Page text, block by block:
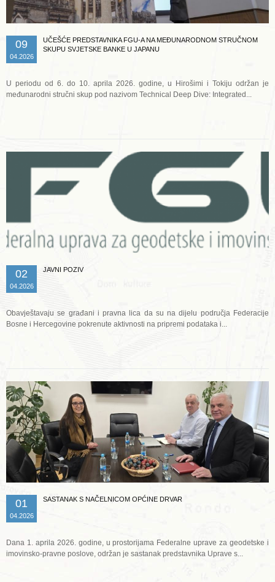
09
04.2026
UČEŠĆE PREDSTAVNIKA FGU-A NA MEĐUNARODNOM STRUČNOM
SKUPU SVJETSKE BANKE U JAPANU
U periodu od 6. do 10. aprila 2026. godine, u Hirošimi i Tokiju održan je
međunarodni stručni skup pod nazivom Technical Deep Dive: Integrated...
02
04.2026
JAVNI POZIV
Obavještavaju se građani i pravna lica da su na dijelu područja Federacije
Bosne i Hercegovine pokrenute aktivnosti na pripremi podataka i...
01
04.2026
SASTANAK S NAČELNICOM OPĆINE DRVAR
Dana 1. aprila 2026. godine, u prostorijama Federalne uprave za geodetske i
imovinsko-pravne poslove, održan je sastanak predstavnika Uprave s...